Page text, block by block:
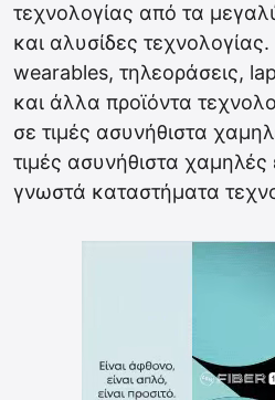
τεχνολογίας από τα
και αλυσίδες
wearables, τηλεοράσεις,
και άλλα προϊόντα
σε τιμές ασυνήθιστα
τιμές ασυνήθιστα χαμηλές
γνωστά καταστήματα